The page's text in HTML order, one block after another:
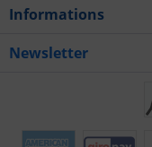
Informations
Newsletter